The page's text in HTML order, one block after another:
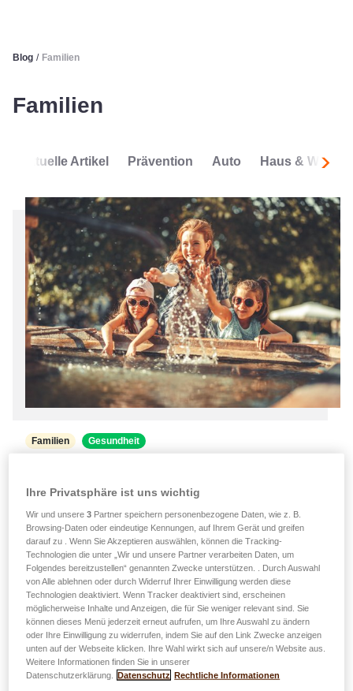
Blog / Familien
Familien
Aktuelle Artikel Prävention Auto Haus &
Familien Gesundheit
Hitzewelle: Die richtigen Gewohnheiten
zum Schutz der ganzen Familie
Erfahren Sie, wie Sie die Gesundheit von Kindern,
Erwachsenen, Senioren und auch Ihrer Haustiere
während extremer Hitzewellen schützen können.
Einfache Maßnahmen können dazu beitragen, die mit
den hohen Temperaturen verbundenen Gefahren zu
verringern. …
Mehr erfahren
Ihre Privatsphäre ist uns wichtig
Wir und unsere3 Partner speichern personenbezogene Daten, wie z. B.
Browsing-Daten oder eindeutige Kennungen, auf Ihrem Gerät und greifen
darauf zu . Wenn Sie Akzeptieren auswählen, können die Tracking-
Technologien die unter „Wir und unsere Partner verarbeiten Daten, um
Folgendes bereitzustellen“ genannten Zwecke unterstützen. . Durch Auswahl
von Alle ablehnen oder durch Widerruf Ihrer Einwilligung werden diese
Technologien deaktiviert. Wenn Tracker deaktiviert sind, erscheinen
möglicherweise Inhalte und Anzeigen, die für Sie weniger relevant sind. Sie
können dieses Menü jederzeit erneut aufrufen, um Ihre Auswahl zu ändern
oder Ihre Einwilligung zu widerrufen, indem Sie auf den Link Zwecke anzeigen
unten auf der Webseite klicken. Ihre Wahl wirkt sich auf unsere/n Website aus.
Weitere Informationen finden Sie in unserer
Datenschutzerklärung.
Datenschutz Rechtliche Informationen